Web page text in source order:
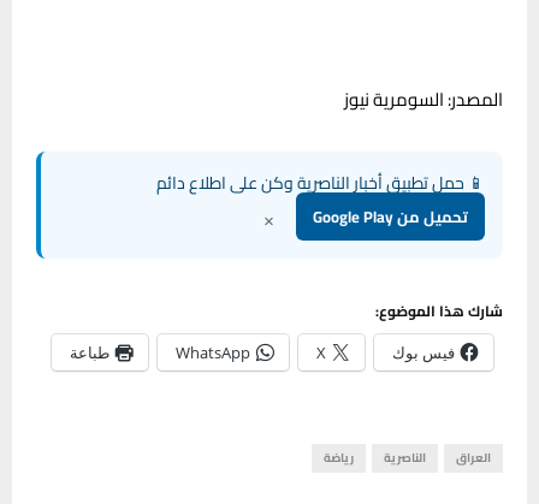
المصدر: السومرية نيوز
📱 حمل تطبيق أخبار الناصرية وكن على اطلاع دائم
تحميل من Google Play ×
شارك هذا الموضوع:
فيس بوك X
WhatsApp طباعة
العراق الناصرية رياضة